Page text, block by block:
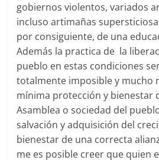
gobiernos violentos, variados
incluso artimañas
por consiguiente, de una
Además la practica de la
pueblo en estas condiciones
totalmente imposible y mucho
mínima protección y bienestar
Asamblea o sociedad del
salvación y adquisición del
bienestar de una correcta
me es posible creer que quien